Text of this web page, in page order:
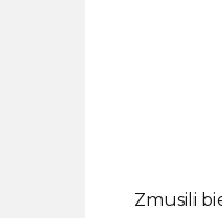
Zmusili